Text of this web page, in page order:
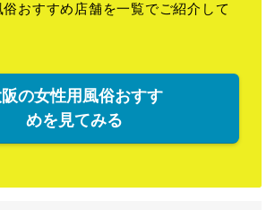
おすすめ店舗を一覧でご紹介して
の女性用風俗おすす
めを見てみる